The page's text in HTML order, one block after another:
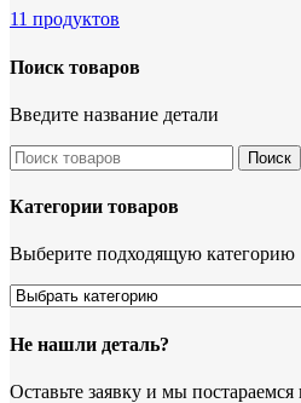
11 продуктов
Поиск товаров
Введите название детали
Поиск
Категории товаров
Выберите подходящую категорию
Не нашли деталь?
Оставьте заявку и мы